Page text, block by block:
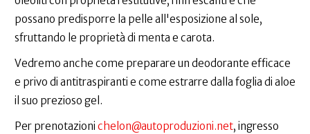
possano predisporre la pelle all'esposizione al sole,
sfruttando le proprietà di menta e carota.
Vedremo anche come preparare un deodorante efficace
e privo di antitraspiranti e come estrarre dalla foglia di aloe
il suo prezioso gel.
Per prenotazioni chelon@autoproduzioni.net, ingresso